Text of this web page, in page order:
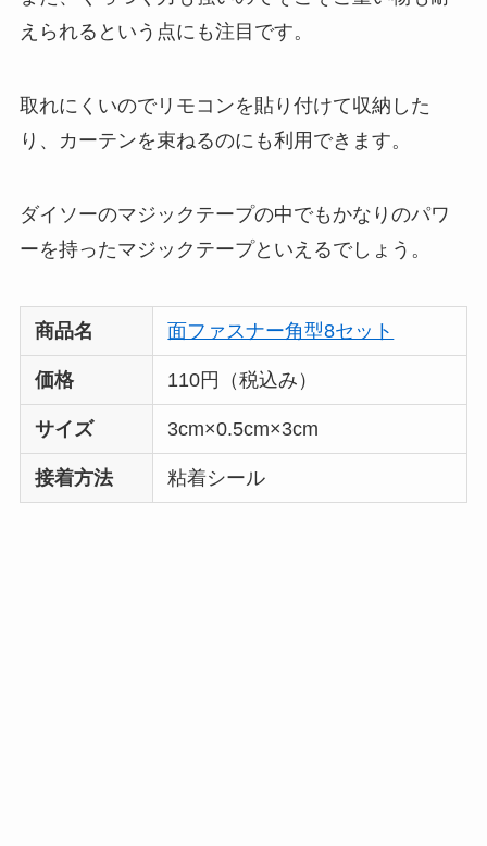
えられるという点にも注目です。
取れにくいのでリモコンを貼り付けて収納した
り、カーテンを束ねるのにも利用できます。
ダイソーのマジックテープの中でもかなりのパワ
ーを持ったマジックテープといえるでしょう。
商品名 面ファスナー角型8セット
価格 110円（税込み）
サイズ 3cm×0.5cm×3cm
接着方法 粘着シール